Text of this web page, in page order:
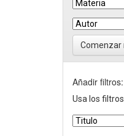
Comenzar
Añadir filtros:
Usa los